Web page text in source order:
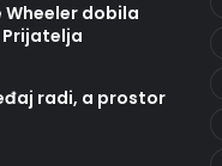
Wheeler dobila
Prijatelja
radi, a prostor